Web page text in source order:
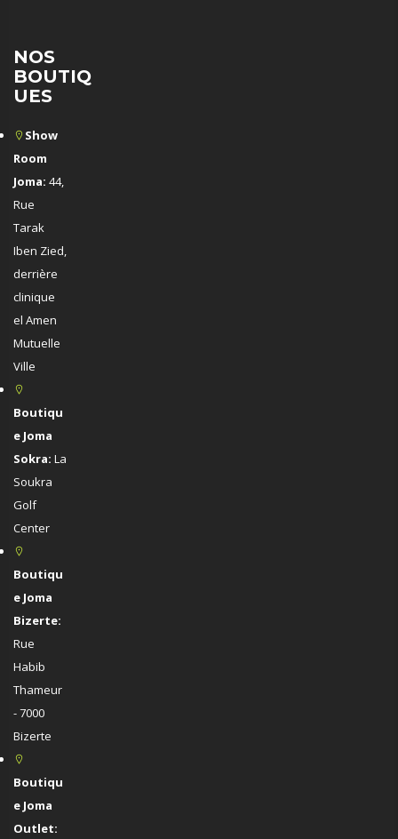
NOS
BOUTIQ
UES
Show
Room
Joma: 44,
Rue
Tarak
Iben Zied,
derrière
clinique
el Amen
Mutuelle
Ville
Boutiqu
e Joma
Sokra: La
Soukra
Golf
Center
Boutiqu
e Joma
Bizerte:
Rue
Habib
Thameur
- 7000
Bizerte
Boutiqu
e Joma
Outlet: